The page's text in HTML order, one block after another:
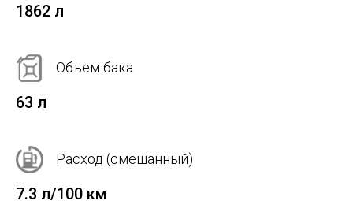
1862 л
Объем бака
63 л
Расход (смешанный)
7.3 л/100 км